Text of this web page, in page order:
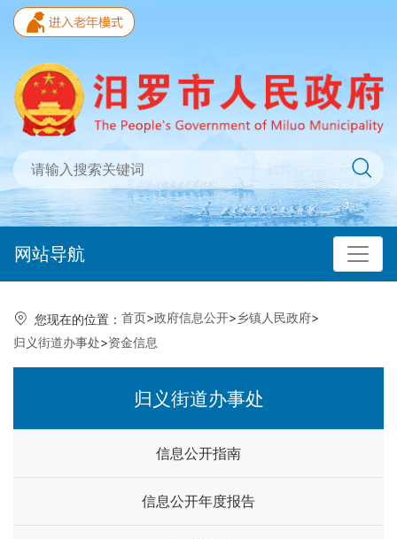
网站导航
您现在的位置： 首页>政府信息公开>乡镇人民政府>
归义街道办事处>资金信息
归义街道办事处
信息公开指南
信息公开年度报告